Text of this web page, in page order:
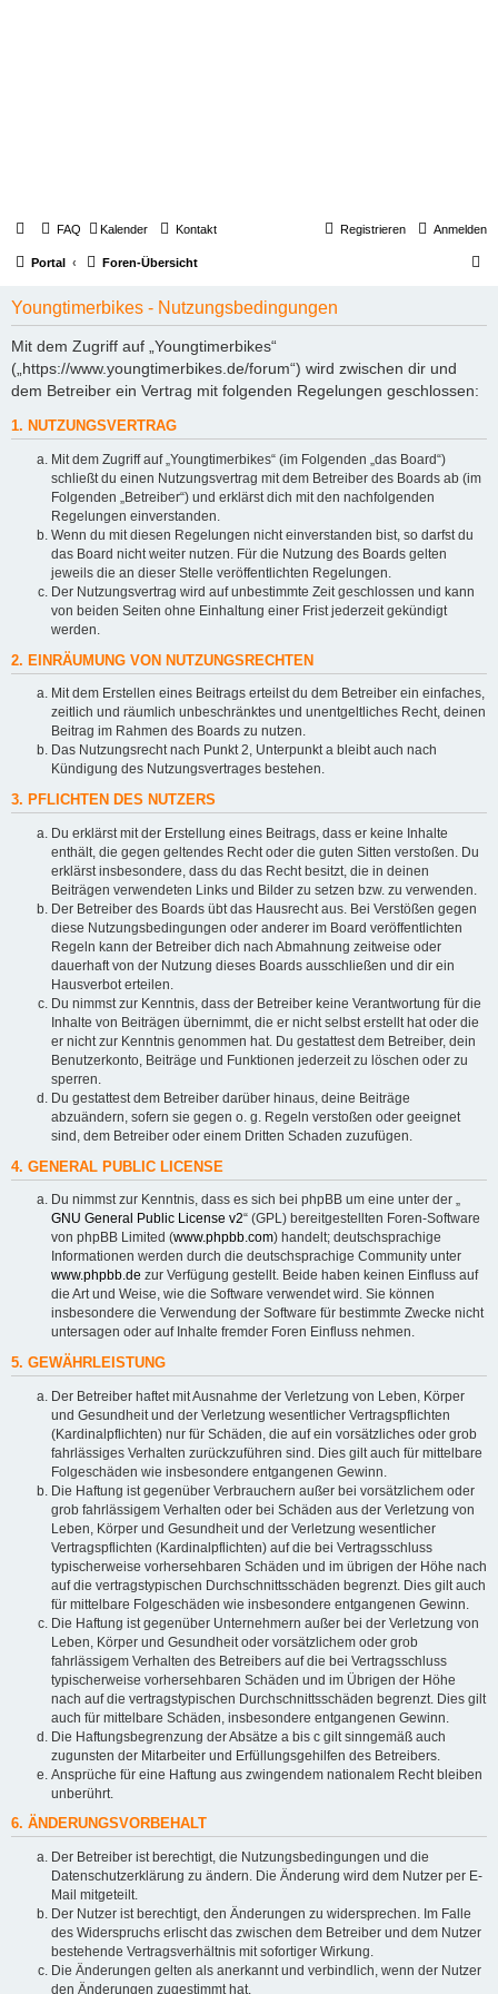
FAQ Kalender Kontakt Anmelden
Registrieren
Portal Foren-Übersicht
Youngtimerbikes - Nutzungsbedingungen
Mit dem Zugriff auf „Youngtimerbikes“
(„https://www.youngtimerbikes.de/forum“) wird zwischen dir und
dem Betreiber ein Vertrag mit folgenden Regelungen geschlossen:
1. NUTZUNGSVERTRAG
Mit dem Zugriff auf „Youngtimerbikes“ (im Folgenden „das Board“)
schließt du einen Nutzungsvertrag mit dem Betreiber des Boards ab (im
Folgenden „Betreiber“) und erklärst dich mit den nachfolgenden
Regelungen einverstanden.
Wenn du mit diesen Regelungen nicht einverstanden bist, so darfst du
das Board nicht weiter nutzen. Für die Nutzung des Boards gelten
jeweils die an dieser Stelle veröffentlichten Regelungen.
Der Nutzungsvertrag wird auf unbestimmte Zeit geschlossen und kann
von beiden Seiten ohne Einhaltung einer Frist jederzeit gekündigt
werden.
2. EINRÄUMUNG VON NUTZUNGSRECHTEN
Mit dem Erstellen eines Beitrags erteilst du dem Betreiber ein einfaches,
zeitlich und räumlich unbeschränktes und unentgeltliches Recht, deinen
Beitrag im Rahmen des Boards zu nutzen.
Das Nutzungsrecht nach Punkt 2, Unterpunkt a bleibt auch nach
Kündigung des Nutzungsvertrages bestehen.
3. PFLICHTEN DES NUTZERS
Du erklärst mit der Erstellung eines Beitrags, dass er keine Inhalte
enthält, die gegen geltendes Recht oder die guten Sitten verstoßen. Du
erklärst insbesondere, dass du das Recht besitzt, die in deinen
Beiträgen verwendeten Links und Bilder zu setzen bzw. zu verwenden.
Der Betreiber des Boards übt das Hausrecht aus. Bei Verstößen gegen
diese Nutzungsbedingungen oder anderer im Board veröffentlichten
Regeln kann der Betreiber dich nach Abmahnung zeitweise oder
dauerhaft von der Nutzung dieses Boards ausschließen und dir ein
Hausverbot erteilen.
Du nimmst zur Kenntnis, dass der Betreiber keine Verantwortung für die
Inhalte von Beiträgen übernimmt, die er nicht selbst erstellt hat oder die
er nicht zur Kenntnis genommen hat. Du gestattest dem Betreiber, dein
Benutzerkonto, Beiträge und Funktionen jederzeit zu löschen oder zu
sperren.
Du gestattest dem Betreiber darüber hinaus, deine Beiträge
abzuändern, sofern sie gegen o. g. Regeln verstoßen oder geeignet
sind, dem Betreiber oder einem Dritten Schaden zuzufügen.
4. GENERAL PUBLIC LICENSE
Du nimmst zur Kenntnis, dass es sich bei phpBB um eine unter der „
GNU General Public License v2“ (GPL) bereitgestellten Foren-Software
von phpBB Limited (www.phpbb.com) handelt; deutschsprachige
Informationen werden durch die deutschsprachige Community unter
www.phpbb.de zur Verfügung gestellt. Beide haben keinen Einfluss auf
die Art und Weise, wie die Software verwendet wird. Sie können
insbesondere die Verwendung der Software für bestimmte Zwecke nicht
untersagen oder auf Inhalte fremder Foren Einfluss nehmen.
5. GEWÄHRLEISTUNG
Der Betreiber haftet mit Ausnahme der Verletzung von Leben, Körper
und Gesundheit und der Verletzung wesentlicher Vertragspflichten
(Kardinalpflichten) nur für Schäden, die auf ein vorsätzliches oder grob
fahrlässiges Verhalten zurückzuführen sind. Dies gilt auch für mittelbare
Folgeschäden wie insbesondere entgangenen Gewinn.
Die Haftung ist gegenüber Verbrauchern außer bei vorsätzlichem oder
grob fahrlässigem Verhalten oder bei Schäden aus der Verletzung von
Leben, Körper und Gesundheit und der Verletzung wesentlicher
Vertragspflichten (Kardinalpflichten) auf die bei Vertragsschluss
typischerweise vorhersehbaren Schäden und im übrigen der Höhe nach
auf die vertragstypischen Durchschnittsschäden begrenzt. Dies gilt auch
für mittelbare Folgeschäden wie insbesondere entgangenen Gewinn.
Die Haftung ist gegenüber Unternehmern außer bei der Verletzung von
Leben, Körper und Gesundheit oder vorsätzlichem oder grob
fahrlässigem Verhalten des Betreibers auf die bei Vertragsschluss
typischerweise vorhersehbaren Schäden und im Übrigen der Höhe
nach auf die vertragstypischen Durchschnittsschäden begrenzt. Dies gilt
auch für mittelbare Schäden, insbesondere entgangenen Gewinn.
Die Haftungsbegrenzung der Absätze a bis c gilt sinngemäß auch
zugunsten der Mitarbeiter und Erfüllungsgehilfen des Betreibers.
Ansprüche für eine Haftung aus zwingendem nationalem Recht bleiben
unberührt.
6. ÄNDERUNGSVORBEHALT
Der Betreiber ist berechtigt, die Nutzungsbedingungen und die
Datenschutzerklärung zu ändern. Die Änderung wird dem Nutzer per E-
Mail mitgeteilt.
Der Nutzer ist berechtigt, den Änderungen zu widersprechen. Im Falle
des Widerspruchs erlischt das zwischen dem Betreiber und dem Nutzer
bestehende Vertragsverhältnis mit sofortiger Wirkung.
Die Änderungen gelten als anerkannt und verbindlich, wenn der Nutzer
den Änderungen zugestimmt hat.